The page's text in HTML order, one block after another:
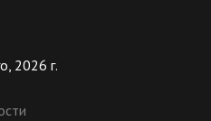
2026 г.